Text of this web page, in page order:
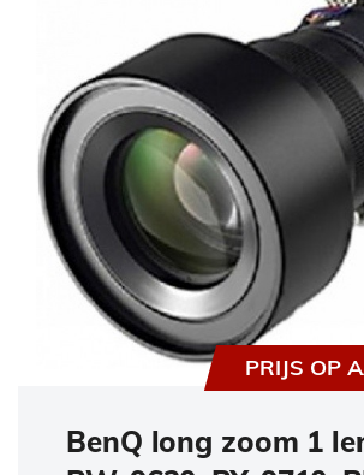
PRIJS OP
BenQ long zoom 1